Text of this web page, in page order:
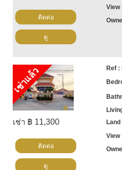
ติดต่อ
ดู
เช่าแล้ว
เช่า ฿ 11,300
ติดต่อ
ดู